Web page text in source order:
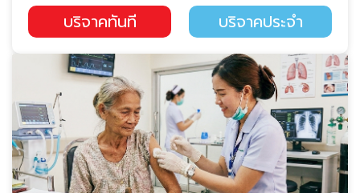
บริจาคทันที บริจาคประจำ